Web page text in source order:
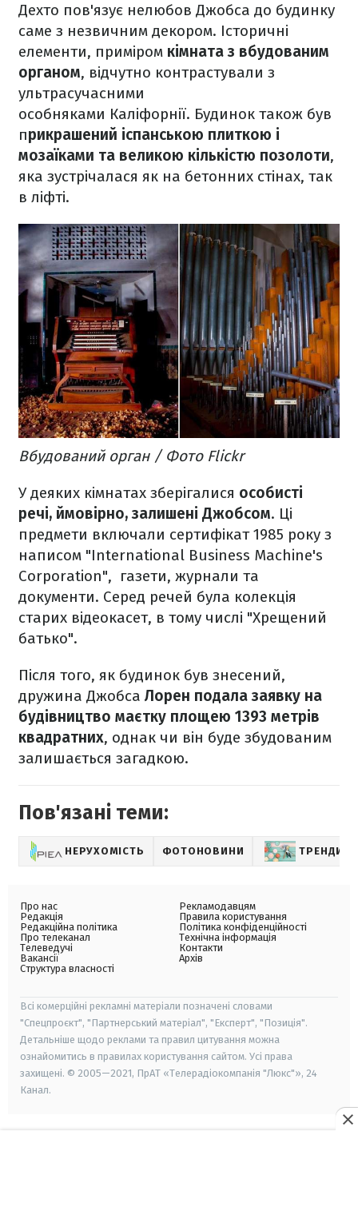
Дехто пов'язує нелюбов Джобса до будинку
саме з незвичним декором. Історичні
елементи, приміром кімната з вбудованим
органом, відчутно контрастували з
ультрасучасними
особняками Каліфорнії. Будинок також був
прикрашений іспанською плиткою і
мозаїками та великою кількістю позолоти,
яка зустрічалася як на бетонних стінах, так
в ліфті.
Вбудований орган / Фото Flickr
У деяких кімнатах зберігалися особисті
речі, ймовірно, залишені Джобсом. Ці
предмети включали сертифікат 1985 року з
написом "International Business Machine's
Corporation", газети, журнали та
документи. Серед речей була колекція
старих відеокасет, в тому числі "Хрещений
батько".
Після того, як будинок був знесений,
дружина Джобса Лорен подала заявку на
будівництво маєтку площею 1393 метрів
квадратних, однак чи він буде збудованим
залишається загадкою.
Пов'язані теми:
НЕРУХОМІСТЬ ФОТОНОВИНИ ТРЕНДИ І
Про нас
Редакція
Редакційна політика
Про телеканал
Телеведучі
Вакансії
Структура власності
Рекламодавцям
Правила користування
Політика конфіденційності
Технічна інформація
Контакти
Архів
Всі комерційні рекламні матеріали позначені словами
"Спецпроєкт", "Партнерський матеріал", "Експерт", "Позиція".
Детальніше щодо реклами та правил цитування можна
ознайомитись в правилах користування сайтом. Усі права
захищені. © 2005—2021, ПрАТ «Телерадіокомпанія "Люкс"», 24
Канал.